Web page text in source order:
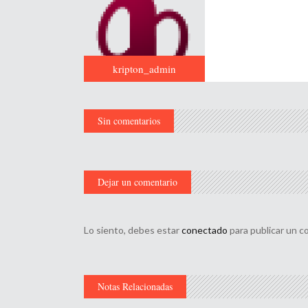
kripton_admin
Sin comentarios
Dejar un comentario
Lo siento, debes estarconectado para publicar un
Notas Relacionadas